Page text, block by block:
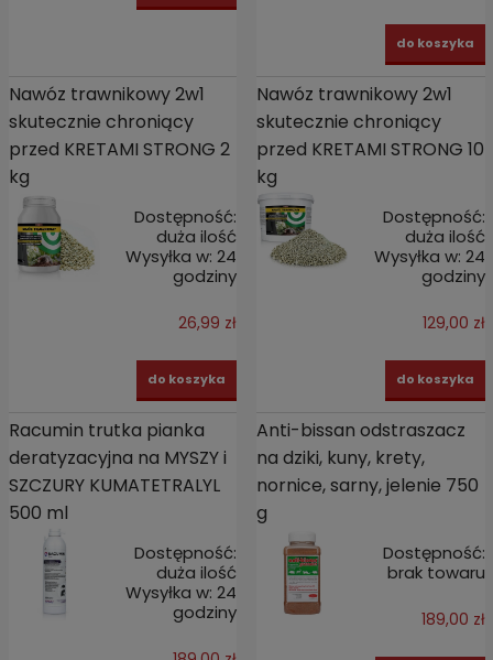
do koszyka
Nawóz trawnikowy 2w1
skutecznie chroniący
przed KRETAMI STRONG 2
kg
Dostępność:
duża ilość
Wysyłka w: 24
godziny
26,99 zł
do koszyka
Nawóz trawnikowy 2w1
skutecznie chroniący
przed KRETAMI STRONG 10
kg
Dostępność:
duża ilość
Wysyłka w: 24
godziny
129,00 zł
do koszyka
Racumin trutka pianka
deratyzacyjna na MYSZY i
SZCZURY KUMATETRALYL
500 ml
Dostępność:
duża ilość
Wysyłka w: 24
godziny
Anti-bissan odstraszacz
na dziki, kuny, krety,
nornice, sarny, jelenie 750
g
Dostępność:
brak towaru
189,00 zł